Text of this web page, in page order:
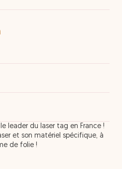
leader du laser tag en France !
et son matériel spécifique, à
de folie !